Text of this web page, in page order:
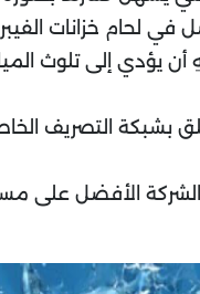
لحام خزانات
إلى تلوث
بشبكة التصريف
الأفضل على